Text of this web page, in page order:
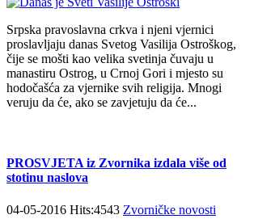
Srpska pravoslavna crkva i njeni vjernici
proslavljaju danas Svetog Vasilija Ostroškog,
čije se mošti kao velika svetinja čuvaju u
manastiru Ostrog, u Crnoj Gori i mjesto su
hodočašća za vjernike svih religija. Mnogi
veruju da će, ako se zavjetuju da će...
PROSVJETA iz Zvornika izdala više od
stotinu naslova
04-05-2016 Hits:4543 Zvorničke novosti